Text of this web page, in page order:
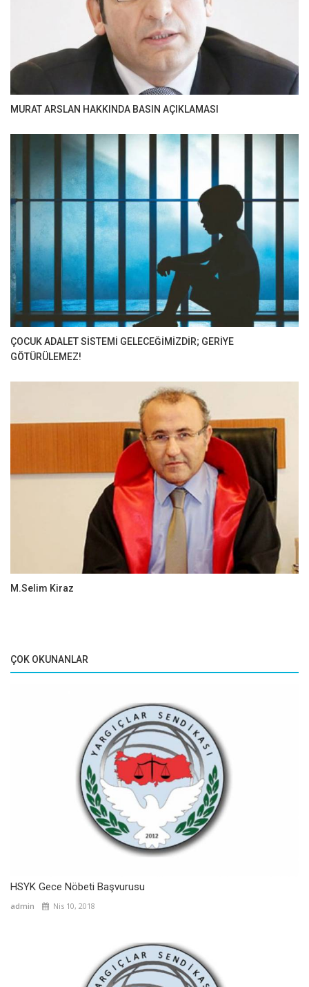
MURAT ARSLAN HAKKINDA BASIN AÇIKLAMASI
ÇOCUK ADALET SİSTEMİ GELECEĞİMİZDİR; GERİYE
GÖTÜRÜLEMEZ!
M.Selim Kiraz
ÇOK OKUNANLAR
HSYK Gece Nöbeti Başvurusu
admin Nis 10, 2018